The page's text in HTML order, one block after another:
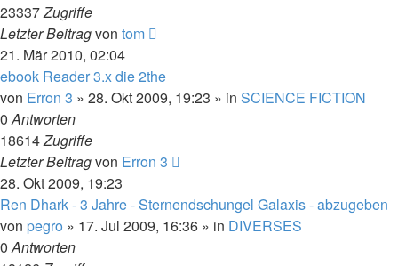
23337Zugriffe
Letzter Beitragvon tom
21. Mär 2010, 02:04
ebook Reader 3.x die 2the
von Erron 3 » 28. Okt 2009, 19:23 » in SCIENCE FICTION
0Antworten
18614Zugriffe
Letzter Beitragvon Erron 3
28. Okt 2009, 19:23
Ren Dhark - 3 Jahre - Sternendschungel Galaxis - abzugeben
von pegro » 17. Jul 2009, 16:36 » in DIVERSES
0Antworten